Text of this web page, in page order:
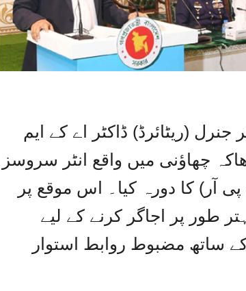
(ریٹائرڈ) ڈاکٹر اے کے ایم
چھاؤنی میں واقع انٹر سروسز
آر) کا دورہ کیا۔ اس موقع پر
طور پر اجاگر کرنے کے لیے
ساتھ مضبوط روابط استوار